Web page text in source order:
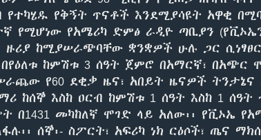
የተካሄዱ የቅኝት ጥናቶች እንደሚያሳዩት አዋቂ
የሚሆነው የአሜሪካ ድምፅ ራዲዮ ጣቢያን
ዙሪያ ከሚያሠራጭባቸው ቋንቋዎች ሁሉ ጋር
ከምሽቱ 3 ሰዓት ጀምሮ በአማርኛ፣ በአጭር
የ60 ደቂቃ ዜና፣ አበይት ዜናዎች
ከሰኞ እስከ ዐርብ ከምሽቱ 1 ሰዓት እስከ 1
በ1431 መካከለኛ ሞገድ ላይ አለው፡፡ የቪኦኤ
ሰኞ፡- ስፖርት፣ አፍሪካ ነክ ርዕሶች፣ ጤና